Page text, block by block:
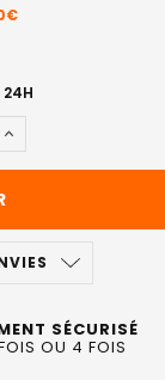
24H
LA QUANTITÉ
AUGMENTER LA
SÉCURISÉ
OU 4 FOIS